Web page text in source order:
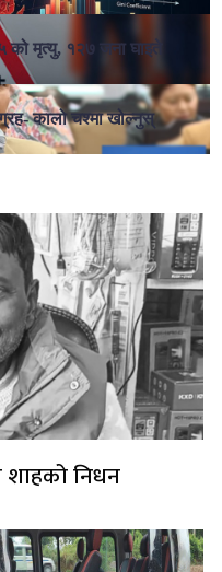
को मृत्यु, १२७ जना घाइते
कालो चश्मा खोल्नुस्
निधन